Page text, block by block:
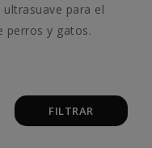
para el
perros y gatos.
FILTRAR